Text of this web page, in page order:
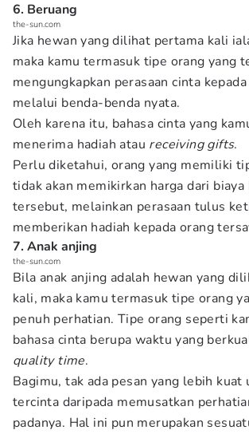
6. Beruang
the-sun.com
Jika hewan yang dilihat pertama kali
maka kamu termasuk tipe orang yang
mengungkapkan perasaan cinta
melalui benda-benda nyata.
Oleh karena itu, bahasa cinta yang
menerima hadiah atau receiving gifts.
Perlu diketahui, orang yang memiliki
tidak akan memikirkan harga dari biaya
tersebut, melainkan perasaan tulus
memberikan hadiah kepada orang
7. Anak anjing
the-sun.com
Bila anak anjing adalah hewan yang
kali, maka kamu termasuk tipe orang
penuh perhatian. Tipe orang seperti
bahasa cinta berupa waktu yang
quality time.
Bagimu, tak ada pesan yang lebih kuat
tercinta daripada memusatkan
padanya. Hal ini pun merupakan